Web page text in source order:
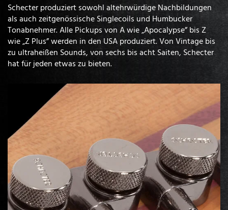
Schecter produziert sowohl altehrwürdige Nachbildungen
als auch zeitgenössische Singlecoils und Humbucker
Tonabnehmer. Alle Pickups von A wie „Apocalypse” bis Z
wie „Z Plus” werden in den USA produziert. Von Vintage bis
zu ultraheißen Sounds, von sechs bis acht Saiten, Schecter
hat für jeden etwas zu bieten.